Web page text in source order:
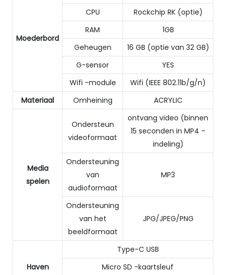
Moederbord
CPU
Rockchip RK (optie)
RAM
1GB
Geheugen
16 GB (optie van 32 GB)
G-sensor
YES
Wifi -module
Wifi (IEEE 802.11b/g/n)
Materiaal
Omheining ACRYLIC
Media
spelen
Ondersteun
videoformaat
ontvang video (binnen
15 seconden in MP4 -
indeling)
Ondersteuning
van
audioformaat
MP3
Ondersteuning
van het
beeldformaat
JPG/JPEG/PNG
Haven
Type-C USB
Micro SD -kaartsleuf